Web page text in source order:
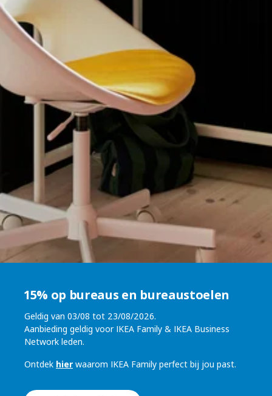
15% op bureaus en bureaustoelen
Geldig van 03/08 tot 23/08/2026.
Aanbieding geldig voor IKEA Family & IKEA Business
Network leden.
Ontdek hier waarom IKEA Family perfect bij jou past.